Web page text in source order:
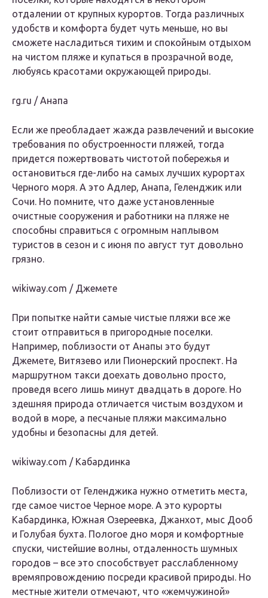
отдалении от крупных курортов. Тогда различных
удобств и комфорта будет чуть меньше, но вы
сможете насладиться тихим и спокойным отдыхом
на чистом пляже и купаться в прозрачной воде,
любуясь красотами окружающей природы.
rg.ru / Анапа
Если же преобладает жажда развлечений и высокие
требования по обустроенности пляжей, тогда
придется пожертвовать чистотой побережья и
остановиться где-либо на самых лучших курортах
Черного моря. А это Адлер, Анапа, Геленджик или
Сочи. Но помните, что даже установленные
очистные сооружения и работники на пляже не
способны справиться с огромным наплывом
туристов в сезон и с июня по август тут довольно
грязно.
wikiway.com / Джемете
При попытке найти самые чистые пляжи все же
стоит отправиться в пригородные поселки.
Например, поблизости от Анапы это будут
Джемете, Витязево или Пионерский проспект. На
маршрутном такси доехать довольно просто,
проведя всего лишь минут двадцать в дороге. Но
здешняя природа отличается чистым воздухом и
водой в море, а песчаные пляжи максимально
удобны и безопасны для детей.
wikiway.com / Кабардинка
Поблизости от Геленджика нужно отметить места,
где самое чистое Черное море. А это курорты
Кабардинка, Южная Озереевка, Джанхот, мыс Дооб
и Голубая бухта. Пологое дно моря и комфортные
спуски, чистейшие волны, отдаленность шумных
городов – все это способствует расслабленному
времяпровождению посреди красивой природы. Но
местные жители отмечают, что «жемчужиной»